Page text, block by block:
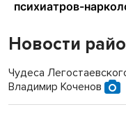
Новости
Чудеса
Владимир Коченов